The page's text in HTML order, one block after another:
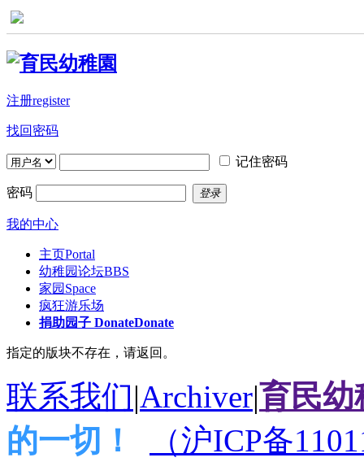
注册register
找回密码
记住密码
密码 登录
我的中心
主页Portal
幼稚园论坛BBS
家园 Space
疯狂游乐场
捐助园子 DonateDonate
指定的版块不存在，请返回。
联系我们|Archiver|育民幼
的一切！
（沪ICP备